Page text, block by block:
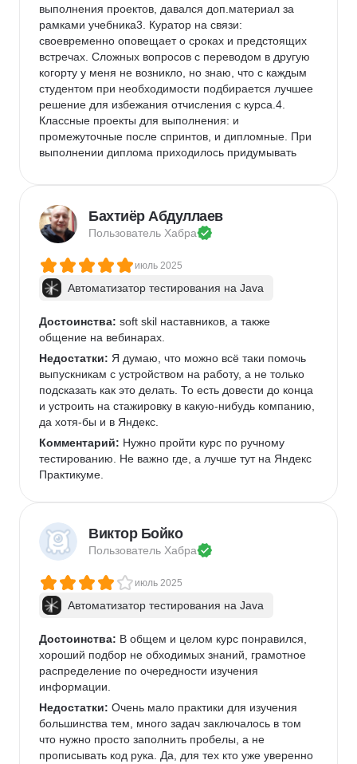
выполнения проектов, давался доп.материал за
рамками учебника3. Куратор на связи:
своевременно оповещает о сроках и предстоящих
встречах. Сложных вопросов с переводом в другую
когорту у меня не возникло, но знаю, что с каждым
студентом при необходимости подбирается лучшее
решение для избежания отчисления с курса.4.
Классные проекты для выполнения: и
промежуточные после спринтов, и дипломные. При
выполнении диплома приходилось придумывать
Недостатки: Ревьюеры имеют разные подход. Кто-
то принимает работу без комментариев, а кто-то
несвоевременны. Например, предлагаемая для
использования функция будет изучена только в
следующем спринте. Но по мне лучше такие
советы, чем их отсутствие.
Комментарий: Без умения применять техники тест-
дизайна будет тяжело. Плюсом будет опыт работы
с API и DevTools.Также не нужно ждать, что на курсе
дают исчерпывающую информацию обо всём и
этого будет достаточно, чтобы работать
автоматизатором на Java где угодно. Нужно быть
для создания оптимальных и изящных решений.
Бахтиёр Абдуллаев
Пользователь Хабра
июль 2025
Автоматизатор тестирования на Java
Достоинства: soft skil наставников, а также
общение на вебинарах.
Недостатки: Я думаю, что можно всё таки помочь
выпускникам с устройством на работу, а не только
подсказать как это делать. То есть довести до конца
и устроить на стажировку в какую-нибудь компанию,
да хотя-бы и в Яндекс.
Комментарий: Нужно пройти курс по ручному
тестированию. Не важно где, а лучше тут на Яндекс
Практикуме.
Виктор Бойко
Пользователь Хабра
июль 2025
Автоматизатор тестирования на Java
Достоинства: В общем и целом курс понравился,
хороший подбор не обходимых знаний, грамотное
распределение по очередности изучения
информации.
Недостатки: Очень мало практики для изучения
большинства тем, много задач заключалось в том
что нужно просто заполнить пробелы, а не
прописывать код рука. Да, для тех кто уже уверенно